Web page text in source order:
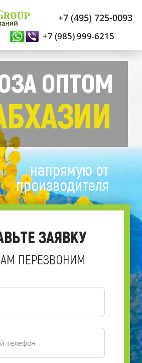
+7 (495) 725-0093
+7 (985) 999-6215
ЗАЯВКУ
ПЕРЕЗВОНИМ
напрямую от
производителя
ОПТОМ